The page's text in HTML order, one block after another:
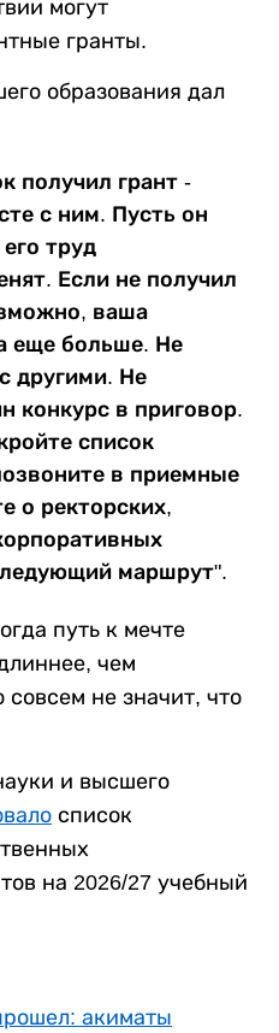
могут
гранты.
образования дал
получил грант -
с ним. Пусть он
труд
Если не получил
ваша
еще больше. Не
другими. Не
конкурс в приговор.
список
в приемные
о ректорских,
маршрут".
путь к мечте
чем
совсем не значит, что
и высшего
список
на 2026/27 учебный
акиматы